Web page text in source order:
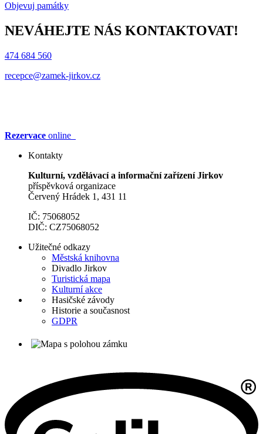
Objevuj památky
NEVÁHEJTE NÁS KONTAKTOVAT!
474 684 560
recepce@zamek-jirkov.cz
Rezervace online
Kontakty
Kulturní, vzdělávací a informační zařízení Jirkov
příspěvková organizace
Červený Hrádek 1, 431 11
IČ: 75068052
DIČ: CZ75068052
Užitečné odkazy
Městská knihovna
Divadlo Jirkov
Turistická mapa
Kulturní akce
Hasičské závody
Historie a současnost
GDPR